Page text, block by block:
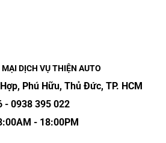
DỊCH VỤ THIỆN AUTO
Phú Hữu, Thủ Đức, TP. HCM
- 0938 395 022
- 18:00PM